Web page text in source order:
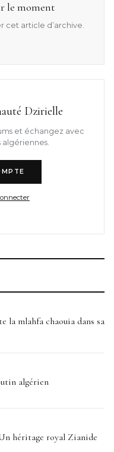
le moment
cet article d’archive.
Dzirielle
et échangez avec
algériennes.
la mlahfa chaouia dans sa
algérien
héritage royal Zianide